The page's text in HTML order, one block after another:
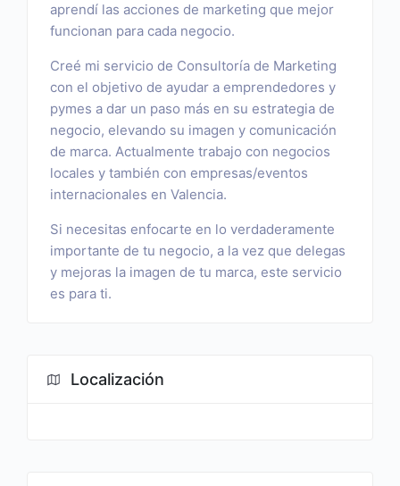
aprendí las acciones de marketing que mejor
funcionan para cada negocio.
Creé mi servicio de Consultoría de Marketing
con el objetivo de ayudar a emprendedores y
pymes a dar un paso más en su estrategia de
negocio, elevando su imagen y comunicación
de marca. Actualmente trabajo con negocios
locales y también con empresas/eventos
internacionales en Valencia.
Si necesitas enfocarte en lo verdaderamente
importante de tu negocio, a la vez que delegas
y mejoras la imagen de tu marca, este servicio
es para ti.
Localización